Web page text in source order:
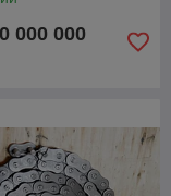
000 000